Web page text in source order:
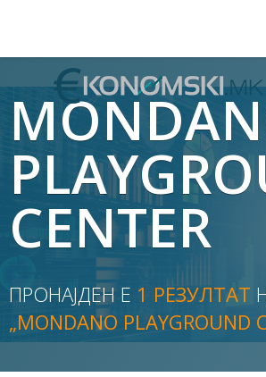
АКТУЕЛНО
ЕКОНОМИЈА
ФИНАНСИИ
БАНКАРСТВО
ЖИВОТ
МОЗАИК
CENTER
ПРОНАЈДЕН Е 1 РЕЗУЛТАТ
„MONDANO PLAYGROUND